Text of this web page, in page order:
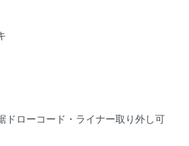
ドローコード・ライナー取り外し可